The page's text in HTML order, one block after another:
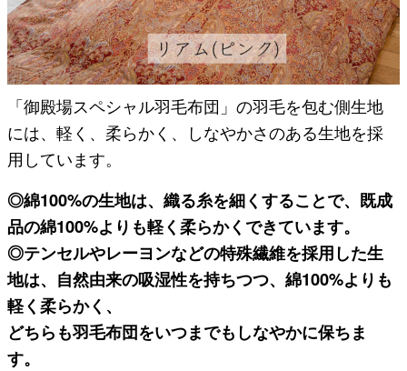
「御殿場スペシャル羽毛布団」の羽毛を包む側生地
には、軽く、柔らかく、しなやかさのある生地を採
用しています。
◎綿100%の生地は、織る糸を細くすることで、既成
品の綿100%よりも軽く柔らかくできています。
◎テンセルやレーヨンなどの特殊繊維を採用した生
地は、自然由来の吸湿性を持ちつつ、綿100%よりも
軽く柔らかく、
どちらも羽毛布団をいつまでもしなやかに保ちま
す。